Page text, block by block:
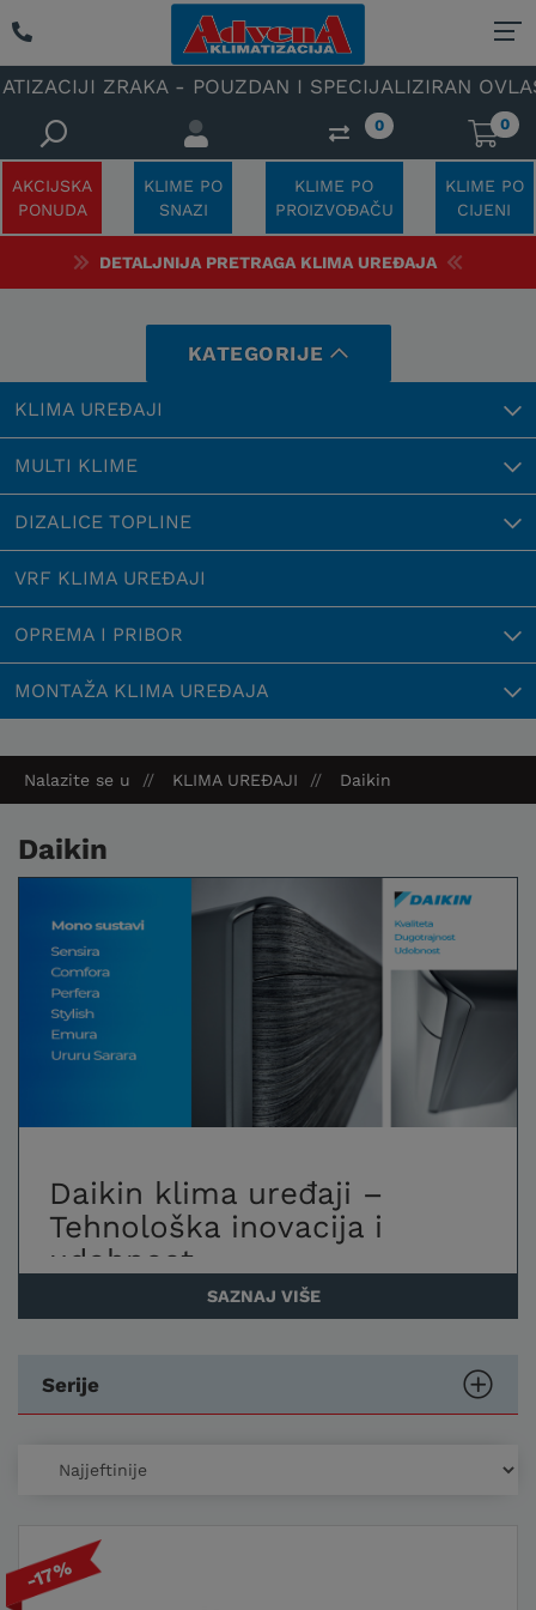
I SPECIJALIZIRAN OVLAŠTENI SERVIS
0 0
AKCIJSKA
PONUDA
KLIME PO
SNAZI
KLIME PO
PROIZVOĐAČU
KLIME PO
CIJENI
DETALJNIJA PRETRAGA KLIMA UREĐAJA
KATEGORIJE
KLIMA UREĐAJI
MULTI KLIME
DIZALICE TOPLINE
VRF KLIMA UREĐAJI
OPREMA I PRIBOR
MONTAŽA KLIMA UREĐAJA
Nalazite se u KLIMA UREĐAJI Daikin
Daikin
Daikin klima uređaji –
Tehnološka inovacija i
udobnost
Daikin klima uređaji sinonim su za kvalitetu,
Ovi uređaji pružaju ne samo idealnu kontrolu
temperature već i čist zrak, zahvaljujući
ekološki prihvatljive rashladne plinove.
ušteda
Daikin klima uređaji s A++ i A+++ razredima
SAZNAJ VIŠE
Serije
-17%